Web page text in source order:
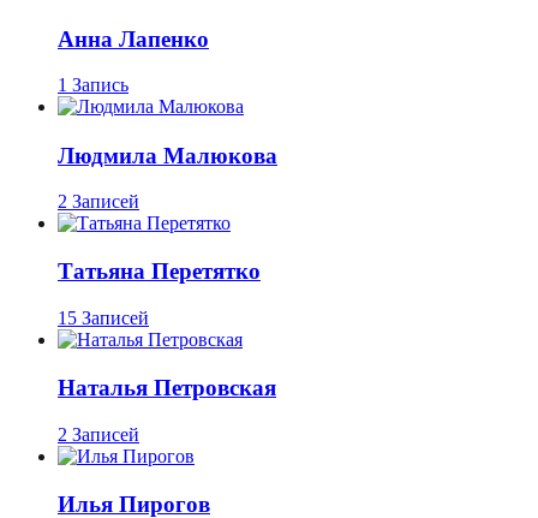
Анна Лапенко
1 Запись
Людмила Малюкова
2 Записей
Татьяна Перетятко
15 Записей
Наталья Петровская
2 Записей
Илья Пирогов